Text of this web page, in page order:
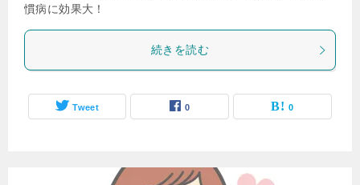
慣病に効果大！
続きを読む
Tweet 0 0